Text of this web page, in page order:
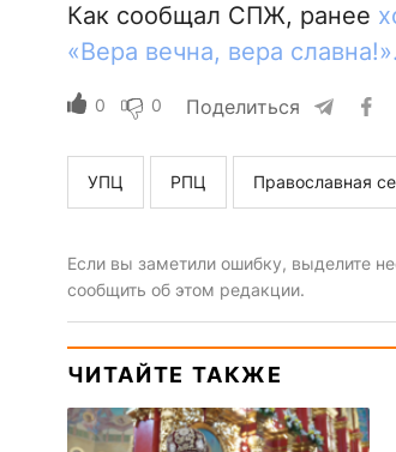
Как сообщал СПЖ, ранее
«Вера вечна, вера славна!».
0 0 Поделиться
УПЦ РПЦ Православная
Если вы заметили ошибку, выделите
сообщить об этом редакции.
ЧИТАЙТЕ ТАКЖЕ